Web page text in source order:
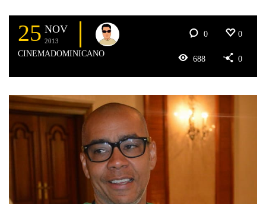
25 NOV
2013
CINEMADOMINICANO
0 0
688 0